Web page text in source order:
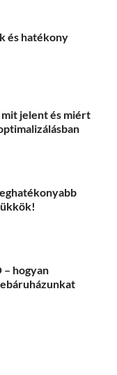
és hatékony
mit jelent és miért
– hogyan